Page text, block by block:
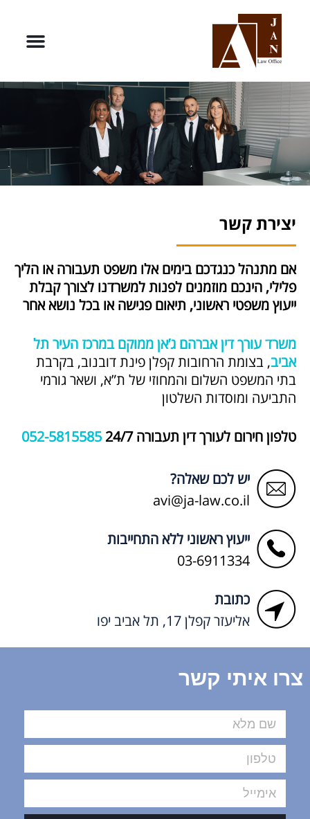
יצירת קשר
אם מתנהל כנגדכם בימים אלו משפט תעבורה או הליך
פלילי, הינכם מוזמנים לפנות למשרדנו לצורך קבלת
ייעוץ משפטי ראשוני, תיאום פגישה או בכל נושא אחר
משרד עורך דין אברהם ג’אן ממוקם במרכז העיר תל
אביב, בצומת הרחובות קפלן פינת דובנוב, בקרבת
בתי המשפט השלום והמחוזי של ת”א, ושאר גורמי
התביעה ומוסדות השלטון
טלפון חירום לעורך דין תעבורה 24/7 052-5815585
יש לכם שאלה?
avi@ja-law.co.il
ייעוץ ראשוני ללא התחייבות
03-6911334
כתובת
אליעזר קפלן 17, תל אביב יפו
צרו איתי קשר